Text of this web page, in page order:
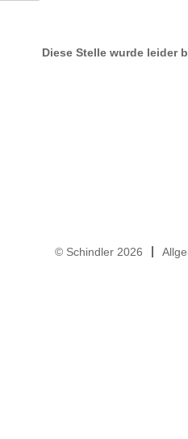
Diese Stelle wurde leider
© Schindler 2026